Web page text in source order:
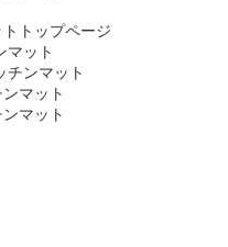
トップページ
マット
チンマット
マット
マット